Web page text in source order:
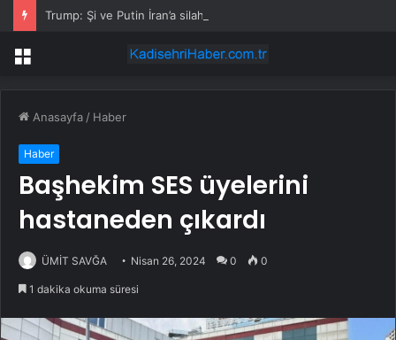
Trump: Şi ve Putin İran’a silah satmayacaklarını söyledi
Menü
Anasayfa / Haber
Haber
Başhekim SES üyelerini
hastaneden çıkardı
ÜMİT SAVĞA Nisan 26, 2024 0 0
1 dakika okuma süresi